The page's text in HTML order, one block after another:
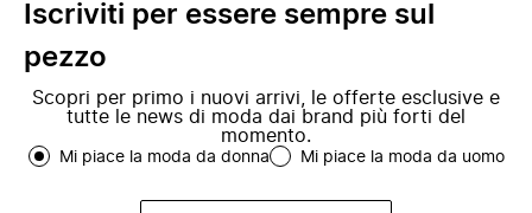
Iscriviti per essere sempre sul
pezzo
Scopri per primo i nuovi arrivi, le offerte esclusive e
tutte le news di moda dai brand più forti del
momento.
Mi piace la moda da donna Mi piace la moda da uomo